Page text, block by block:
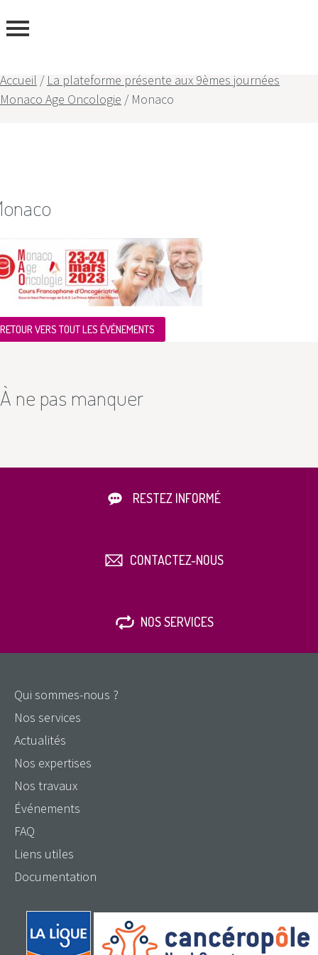
Accueil / La plateforme présente aux 9èmes journées
Monaco Age Oncologie / Monaco
RETOUR VERS TOUT LES ÉVÉNEMENTS
À ne pas manquer
RESTEZ INFORMÉ
CONTACTEZ-NOUS
NOS SERVICES
Qui sommes-nous ?
Nos services
Actualités
Nos expertises
Nos travaux
Événements
FAQ
Liens utiles
Documentation